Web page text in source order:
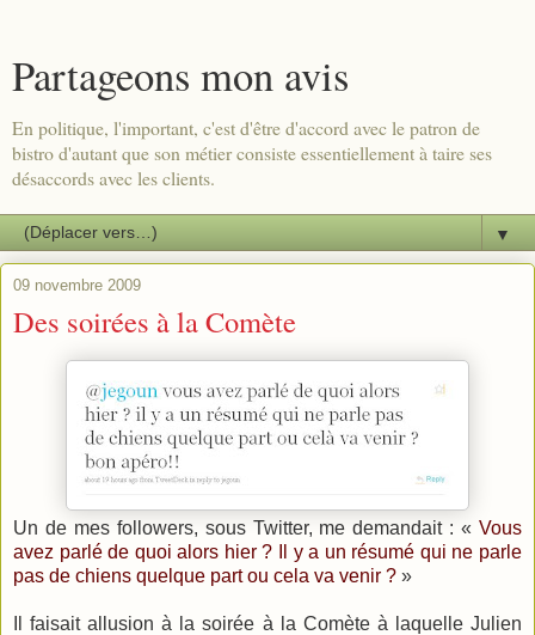
Partageons mon avis
En politique, l'important, c'est d'être d'accord avec le patron de
bistro d'autant que son métier consiste essentiellement à taire ses
désaccords avec les clients.
▼
09 novembre 2009
Des soirées à la Comète
Un de mes followers, sous Twitter, me demandait : « Vous
avez parlé de quoi alors hier ? Il y a un résumé qui ne parle
pas de chiens quelque part ou cela va venir ? »
Il faisait allusion à la soirée à la Comète à laquelle Julien